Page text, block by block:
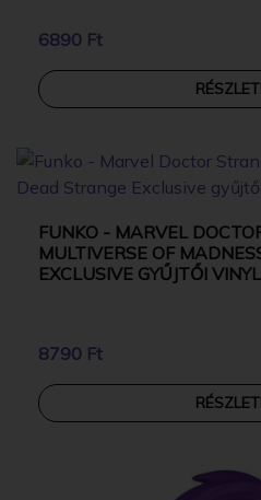
6890 Ft
FUNKO - MARVEL
MULTIVERSE OF
EXCLUSIVE GYŰJTŐI
8790 Ft